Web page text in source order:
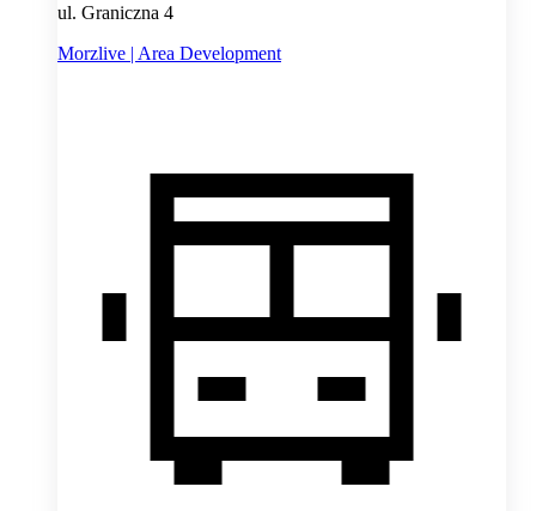
ul. Graniczna 4
Morzlive | Area Development